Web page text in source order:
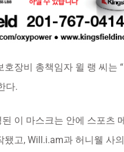
호장비 총책임자 윌 랭 씨는
다.
이 마스크는 안에 스포츠
됐고, Will.i.am과 허니웰 사